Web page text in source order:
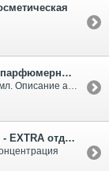
Пихта зеленая - EXTRA отдушка парфюмерно-косметическая
Рaradise island (райский остров) - EXTRA отдушка парфюмерно-косметическая